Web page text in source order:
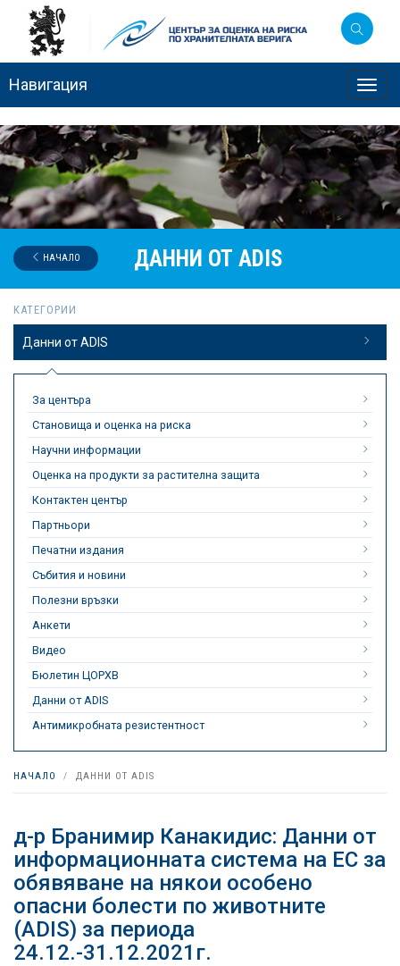
Навигация
ДАННИ ОТ ADIS
НАЧАЛО
КАТЕГОРИИ
Данни от ADIS
За центъра
Становища и оценка на риска
Научни информации
Оценка на продукти за растителна защита
Контактен център
Партньори
Печатни издания
Събития и новини
Полезни връзки
Анкети
Видео
Бюлетин ЦОРХВ
Данни от ADIS
Антимикробната резистентност
НАЧАЛО ДАННИ ОТ ADIS
д-р Бранимир Канакидис: Данни от
информационната система на ЕС за
обявяване на някои особено
опасни болести по животните
(ADIS) за периода
24.12.-31.12.2021г.